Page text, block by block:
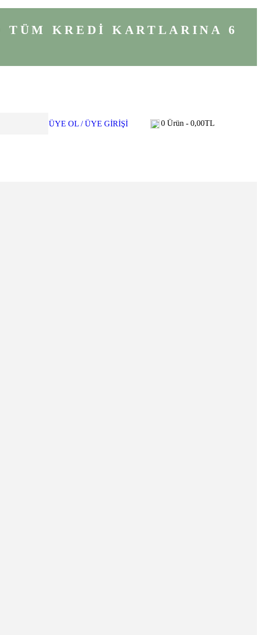
TÜM KREDİ KARTLARINA 6
ÜYE OL / ÜYE GİRİŞİ 0Ürün - 0,00TL